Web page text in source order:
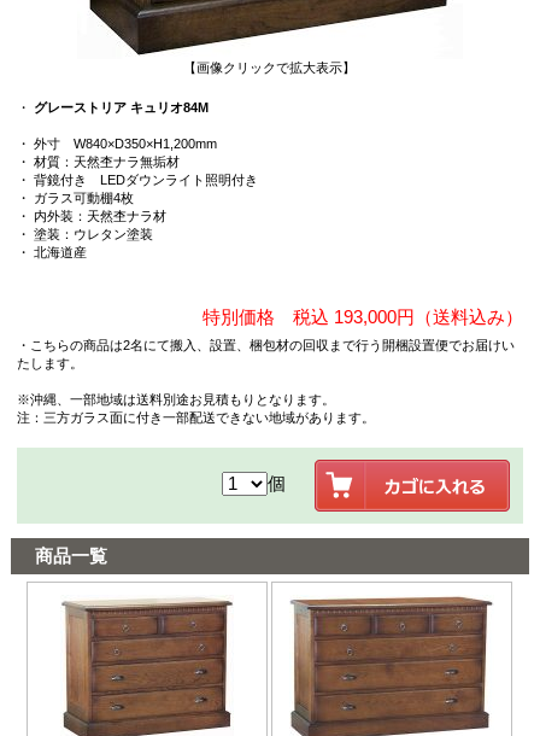
【画像クリックで拡大表示】
・ グレーストリア キュリオ84M
・ 外寸 W840×D350×H1,200mm
・ 材質：天然杢ナラ無垢材
・ 背鏡付き LEDダウンライト照明付き
・ ガラス可動棚4枚
・ 内外装：天然杢ナラ材
・ 塗装：ウレタン塗装
・ 北海道産
特別価格 税込 193,000円（送料込み）
・こちらの商品は2名にて搬入、設置、梱包材の回収まで行う開梱設置便でお届けい
たします。
※沖縄、一部地域は送料別途お見積もりとなります。
注：三方ガラス面に付き一部配送できない地域があります。
個
商品一覧